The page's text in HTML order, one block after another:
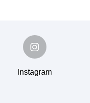
Instagram